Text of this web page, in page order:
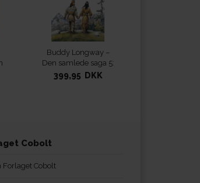
Buddy Longway –
Den samlede saga 5:
Sammen for evigt
399,95 DKK
Cobolt
Forlaget Cobolt